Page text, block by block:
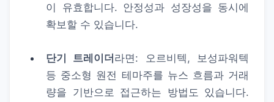
이 유효합니다. 안정성과 성장성을 동시에
확보할 수 있습니다.
단기 트레이더라면: 오르비텍, 보성파워텍
등 중소형 원전 테마주를 뉴스 흐름과 거래
량을 기반으로 접근하는 방법도 있습니다.